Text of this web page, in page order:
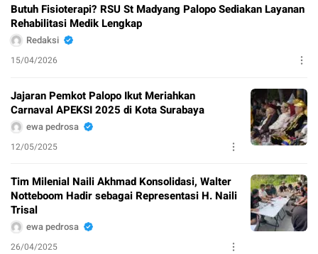
Butuh Fisioterapi? RSU St Madyang Palopo Sediakan Layanan
Rehabilitasi Medik Lengkap
Redaksi
15/04/2026
Jajaran Pemkot Palopo Ikut Meriahkan
Carnaval APEKSI 2025 di Kota Surabaya
ewa pedrosa
12/05/2025
Tim Milenial Naili Akhmad Konsolidasi, Walter
Notteboom Hadir sebagai Representasi H. Naili
Trisal
ewa pedrosa
26/04/2025